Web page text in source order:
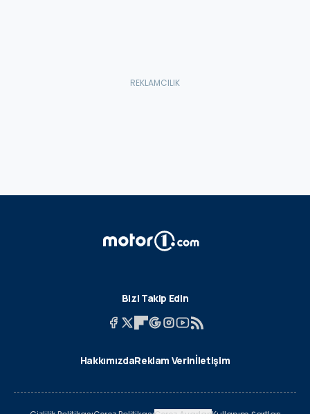
Bizi Takip Edin
HakkımızdaReklam Verinİletişim